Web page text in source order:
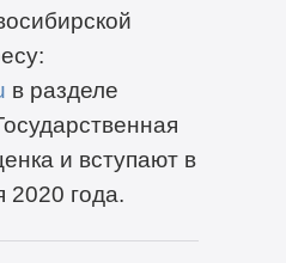
в разделе
и вступают в
2020 года.